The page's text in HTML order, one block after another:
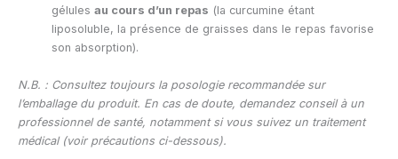
gélulesau cours d’un repas (la curcumine étant
liposoluble, la présence de graisses dans le repas favorise
son absorption).
N.B. : Consultez toujours la posologie recommandée sur
l’emballage du produit. En cas de doute, demandez conseil à un
professionnel de santé, notamment si vous suivez un traitement
médical (voir précautions ci-dessous).